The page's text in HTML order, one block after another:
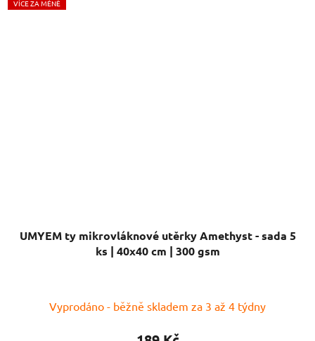
VÍCE ZA MÉNĚ
UMYEM ty mikrovláknové utěrky Amethyst - sada 5
ks | 40x40 cm | 300 gsm
hodnocení
produktu
Vyprodáno - běžně skladem za 3 až 4 týdny